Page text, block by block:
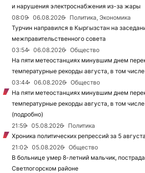
и нарушения электроснабжения из-за жары
08:09
06.08.2026
Политика, Экономика
Турчин направился в Кыргызстан на
межправительственного совета
03:54
06.08.2026
Общество
На пяти метеостанциях минувшим днем
температурные рекорды августа, в том
03:44
06.08.2026
Общество
На пяти метеостанциях минувшим днем
температурные рекорды августа, в том
(подробно)
21:59
05.08.2026
Политика
Хроника политических репрессий за 5
21:02
05.08.2026
Общество
В больнице умер 8-летний мальчик,
Светлогорском районе